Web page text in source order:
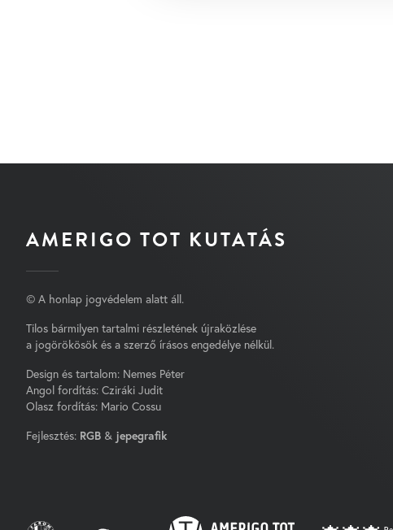
AMERIGO TOT KUTATÁS
© A honlap jogvédelem alatt áll.
Tilos bármilyen tartalmi részletének újraközlése
a jogörökösök és a szerző írásos engedélye nélkül.
Design és tartalom: Nemes Péter
Angol fordítás: Cziráki Judit
Olasz fordítás: Mario Cossu
Fejlesztés: RGB & jepegrafik